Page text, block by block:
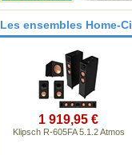
Les ensembles Home-
1 919,95 €
Klipsch R-605FA 5.1.2 Atmos